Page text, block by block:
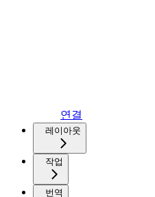
연결
레이아웃
작업
번역